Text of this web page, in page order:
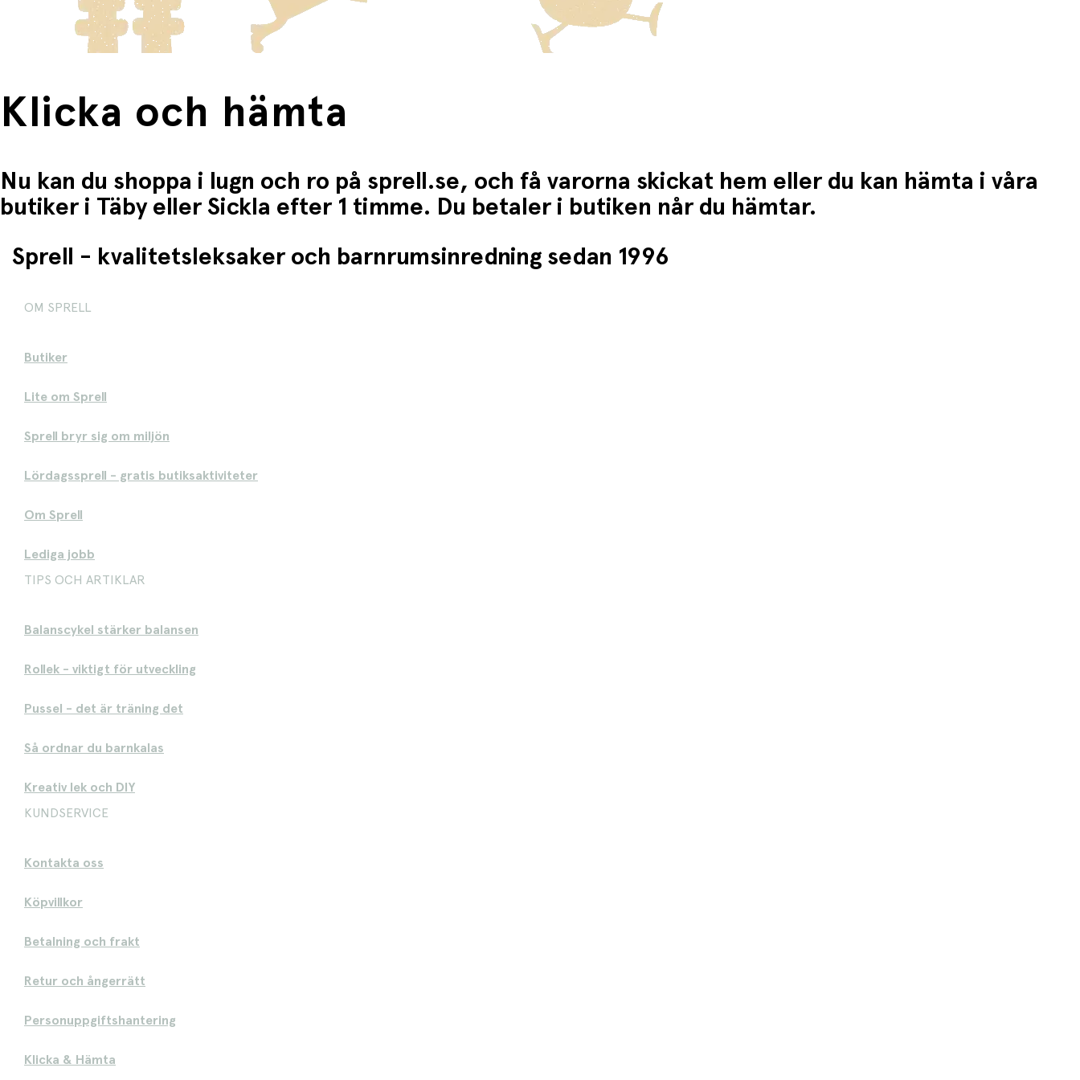
Klicka och hämta
Nu kan du shoppa i lugn och ro på sprell.se, och få varorna skickat hem eller du kan hämta i våra
butiker i Täby eller Sickla efter 1 timme. Du betaler i butiken når du hämtar.
Sprell - kvalitetsleksaker och barnrumsinredning sedan 1996
OM SPRELL
Butiker
Lite om Sprell
Sprell bryr sig om miljön
Lördagssprell - gratis butiksaktiviteter
Om Sprell
Lediga jobb
TIPS OCH ARTIKLAR
Balanscykel stärker balansen
Rollek - viktigt för utveckling
Pussel - det är träning det
Så ordnar du barnkalas
Kreativ lek och DIY
KUNDSERVICE
Kontakta oss
Köpvillkor
Betalning och frakt
Retur och ångerrätt
Personuppgiftshantering
Klicka & Hämta